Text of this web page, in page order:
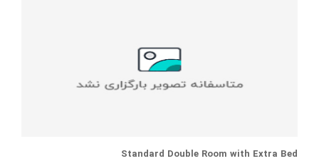
Standard Double Room with Extra Bed